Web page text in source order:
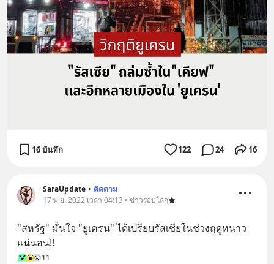
16 บันทึก 122 24 16
SaraUpdate • ติดตาม
17 พ.ย. 2022 เวลา 04:13 • ข่าวรอบโลก
"สหรัฐ" มั่นใจ "ยูเครน" ได้เปรียบรัสเซียในช่วงฤดูหนาว
แน่นอน!!
11